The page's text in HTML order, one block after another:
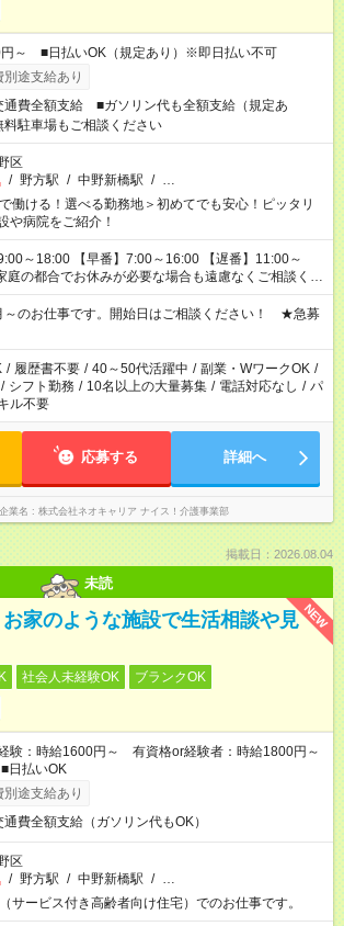
～ ■日払いOK（規定あり）※即日払い不可
別途支給あり
通費全額支給 ■ガソリン代も全額支給（規定あ
駐車場もご相談ください
区
/ 野方駅 / 中野新橋駅 / …
働ける！選べる勤務地＞初めてでも安心！ピッタリ
や病院をご紹介！
9:00～18:00 【早番】7:00～16:00 【遅番】11:00～
の都合でお休みが必要な場合も遠慮なくご相談くだ
～のお仕事です。開始日はご相談ください！ ★急募
/ 履歴書不要 / 40～50代活躍中 / 副業・WワークOK /
/ シフト勤務 / 10名以上の大量募集 / 電話対応なし / パ
ル不要
応募する 詳細へ
業名 株式会社ネオキャリア ナイス！介護事業部
掲載日：2026.08.04
未読
NEW
お家のような施設で生活相談や見
社会人未経験OK
ブランクOK
験：時給1600円～ 有資格or経験者：時給1800円～
払いOK
別途支給あり
通費全額支給（ガソリン代もOK）
区
/ 野方駅 / 中野新橋駅 / …
サービス付き高齢者向け住宅）でのお仕事です。